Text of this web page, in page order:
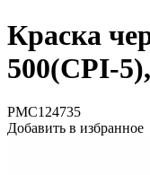
Краска
500(CPI-
PMC124735
Добавить в избранное